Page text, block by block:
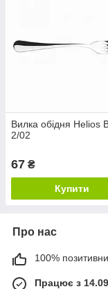
Вилка обідня Helios
2/02
67 ₴
Купити
Про нас
100%
Працює з